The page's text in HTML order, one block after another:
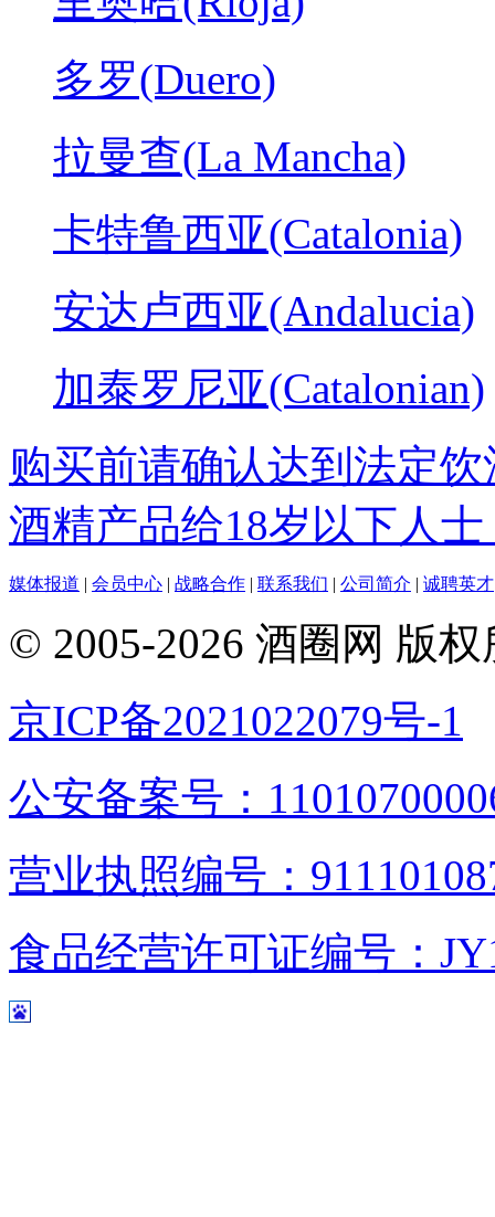
多罗(Duero)
拉曼查(La Mancha)
卡特鲁西亚(Catalonia)
安达卢西亚(Andalucia)
加泰罗尼亚(Catalonian)
购买前请确认达到法定
酒精产品给18岁以下人士
媒体报道 | 会员中心 | 战略合作 | 联系我们 | 公司简介 | 诚聘英才
© 2005-2026 酒圈网 版
京ICP备2021022079号-1
公安备案号：
营业执照编号：
食品经营许可证编号：